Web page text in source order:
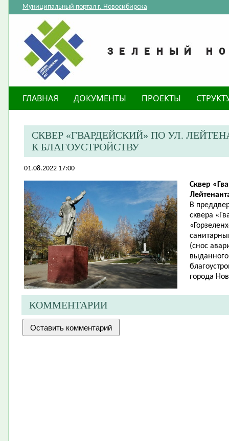
Муниципальный портал г. Новосибирска
ГЛАВНАЯ ДОКУМЕНТЫ ПРОЕКТЫ
​СКВЕР «ГВАРДЕЙСКИЙ» ПО УЛ.
К БЛАГОУСТРОЙСТВУ
01.08.2022 17:00
Сквер
В
сквера
(снос
города
КОММЕНТАРИИ